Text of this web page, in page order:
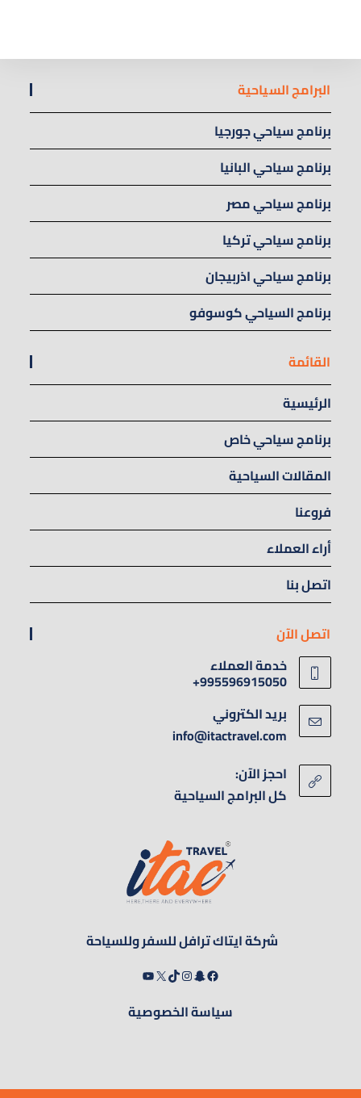
البرامج السياحية
برنامج سياحي جورجيا
برنامج سياحي البانيا
برنامج سياحي مصر
برنامج سياحي تركيا
برنامج سياحي اذربيجان
برنامج السياحي كوسوفو
القائمة
الرئيسية
برنامج سياحي خاص
المقالات السياحية
فروعنا
أراء العملاء
اتصل بنا
اتصل الآن
خدمة العملاء
995596915050+
بريد الكتروني
info@itactravel.com
احجز الآن:
كل البرامج السياحية
شركة ايتاك ترافل للسفر وللسياحة
سياسة الخصوصية